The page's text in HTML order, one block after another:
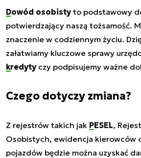
Dowód osobistyto podstawowy
potwierdzający naszą tożsamość.
znaczenie w codziennym życiu.
załatwiamy kluczowe sprawy
kredytyczy podpisujemy ważne
Czego dotyczy zmiana?
Z rejestrów takich jak PESEL,
Osobistych, ewidencja kierowców
pojazdów będzie można uzyskać